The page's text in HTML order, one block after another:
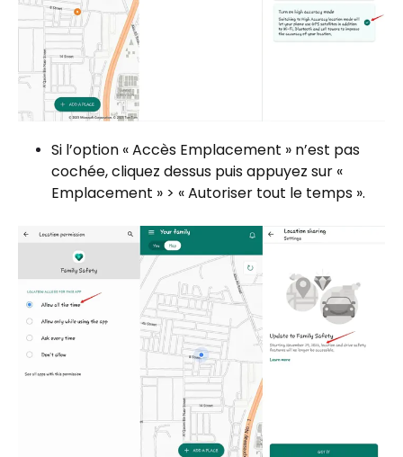
Si l’option « Accès Emplacement » n’est pas
cochée, cliquez dessus puis appuyez sur «
Emplacement » > « Autoriser tout le temps ».